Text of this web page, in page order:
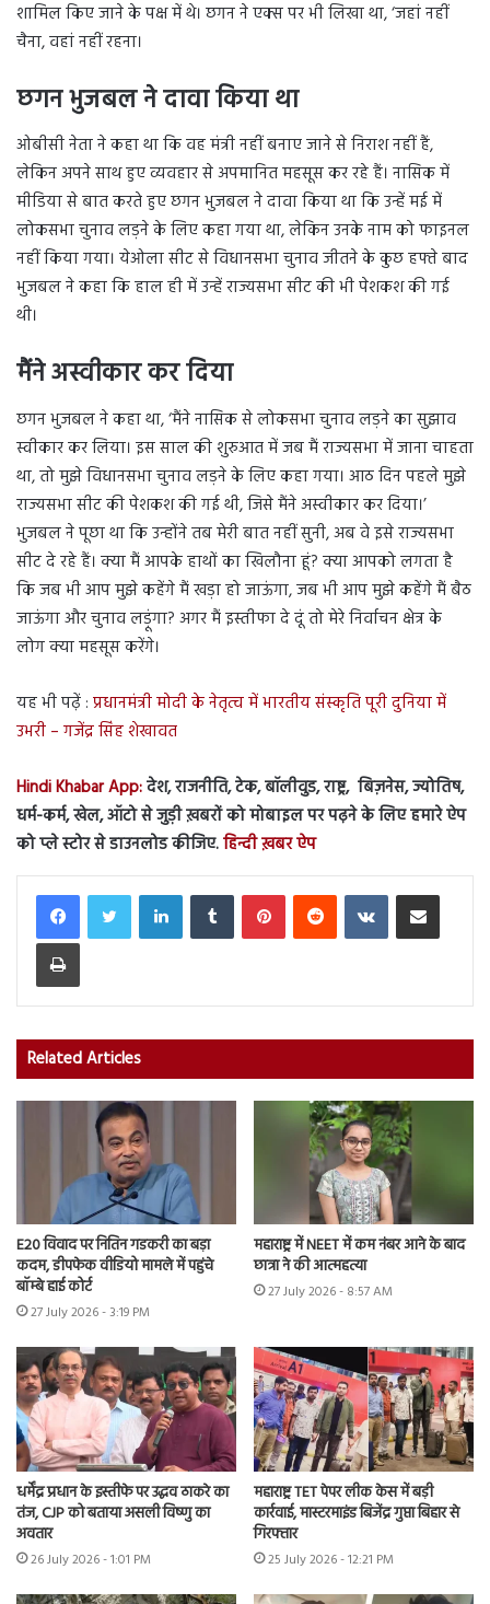
शामिल किए जाने के पक्ष में थे। छगन ने एक्स पर भी लिखा था, ‘जहां नहीं
चैना, वहां नहीं रहना।
छगन भुजबल ने दावा किया था
ओबीसी नेता ने कहा था कि वह मंत्री नहीं बनाए जाने से निराश नहीं हैं,
लेकिन अपने साथ हुए व्यवहार से अपमानित महसूस कर रहे हैं। नासिक में
मीडिया से बात करते हुए छगन भुजबल ने दावा किया था कि उन्हें मई में
लोकसभा चुनाव लड़ने के लिए कहा गया था, लेकिन उनके नाम को फाइनल
नहीं किया गया। येओला सीट से विधानसभा चुनाव जीतने के कुछ हफ्ते बाद
भुजबल ने कहा कि हाल ही में उन्हें राज्यसभा सीट की भी पेशकश की गई
थी।
मैंने अस्वीकार कर दिया
छगन भुजबल ने कहा था, ‘मैंने नासिक से लोकसभा चुनाव लड़ने का सुझाव
स्वीकार कर लिया। इस साल की शुरुआत में जब मैं राज्यसभा में जाना चाहता
था, तो मुझे विधानसभा चुनाव लड़ने के लिए कहा गया। आठ दिन पहले मुझे
राज्यसभा सीट की पेशकश की गई थी, जिसे मैंने अस्वीकार कर दिया।’
भुजबल ने पूछा था कि उन्होंने तब मेरी बात नहीं सुनी, अब वे इसे राज्यसभा
सीट दे रहे हैं। क्या मैं आपके हाथों का खिलौना हूं? क्या आपको लगता है
कि जब भी आप मुझे कहेंगे मैं खड़ा हो जाऊंगा, जब भी आप मुझे कहेंगे मैं बैठ
जाऊंगा और चुनाव लड़ूंगा? अगर मैं इस्तीफा दे दूं तो मेरे निर्वाचन क्षेत्र के
लोग क्या महसूस करेंगे।
यह भी पढ़ें : प्रधानमंत्री मोदी के नेतृत्व में भारतीय संस्कृति पूरी दुनिया में
उभरी – गजेंद्र सिंह शेखावत
Hindi Khabar App:देश, राजनीति, टेक, बॉलीवुड, राष्ट्र, बिज़नेस, ज्योतिष,
धर्म-कर्म, खेल, ऑटो से जुड़ी ख़बरों को मोबाइल पर पढ़ने के लिए हमारे ऐप
को प्ले स्टोर से डाउनलोड कीजिए.हिन्दी ख़बर ऐप
LinkedInTumblr PinterestReddit VKontakteShare via Email
Print
Related Articles
E20 विवाद पर नितिन गडकरी का बड़ा
कदम, डीपफेक वीडियो मामले में पहुंचे
बॉम्बे हाई कोर्ट
27 July 2026 - 3:19 PM
महाराष्ट्र में NEET में कम नंबर आने के बाद
छात्रा ने की आत्महत्या
27 July 2026 - 8:57 AM
धर्मेंद्र प्रधान के इस्तीफे पर उद्धव ठाकरे का
तंज, CJP को बताया असली विष्णु का
अवतार
26 July 2026 - 1:01 PM
महाराष्ट्र TET पेपर लीक केस में बड़ी
कार्रवाई, मास्टरमाइंड बिजेंद्र गुप्ता बिहार से
गिरफ्तार
25 July 2026 - 12:21 PM